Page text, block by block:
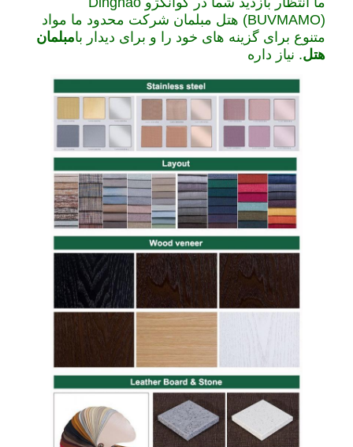
(BUVMAMO) هتل مبلمان شرکت محدود ما مواد
متنوع برای گزینه های خود را و برای دیدار بامبلمان
هتل. نياز داره